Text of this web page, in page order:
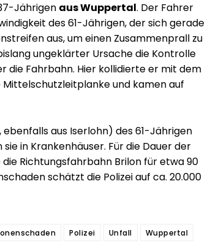
Jährigen aus Wuppertal. Der Fahrer
des 61-Jährigen, der sich gerade
aus, um einen Zusammenprall zu
ungeklärter Ursache die Kontrolle
die Fahrbahn. Hier kollidierte er mit dem
Mittelschutzleitplanke und kamen auf
aus Iserlohn) des 61-Jährigen
in Krankenhäuser. Für die Dauer der
Richtungsfahrbahn Brilon für etwa 90
schätzt die Polizei auf ca. 20.000
Polizei Unfall Wuppertal